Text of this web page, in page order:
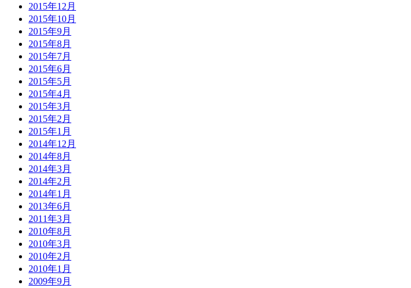
2015年12月
2015年10月
2015年9月
2015年8月
2015年7月
2015年6月
2015年5月
2015年4月
2015年3月
2015年2月
2015年1月
2014年12月
2014年8月
2014年3月
2014年2月
2014年1月
2013年6月
2011年3月
2010年8月
2010年3月
2010年2月
2010年1月
2009年9月